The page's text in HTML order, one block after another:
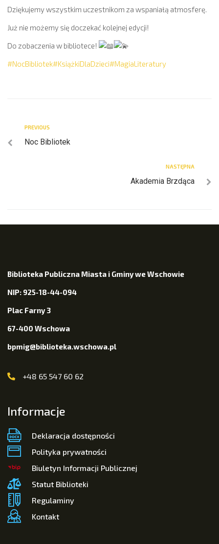
Dziękujemy wszystkim uczestnikom za wspaniałą atmosferę.
Już nie możemy się doczekać kolejnej edycji!
Do zobaczenia w bibliotece!
#NocBibliotek#KsiążkiDlaDzieci#MagiaLiteratury
PREVIOUS
Noc Bibliotek
NASTĘPNA
Akademia Brzdąca
Biblioteka Publiczna Miasta i Gminy we Wschowie
NIP: 925-18-44-094
Plac Farny 3
67-400 Wschowa
bpmig@biblioteka.wschowa.pl
+48 65 547 60 62
Informacje
Deklaracja dostępności
Polityka prywatności
Biuletyn Informacji Publicznej
Statut Biblioteki
Regulaminy
Kontakt